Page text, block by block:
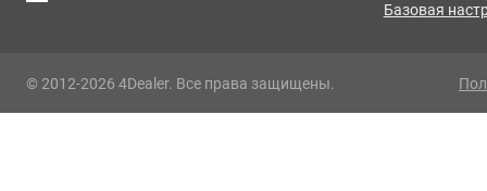
Базовая
© 2012-2026 4Dealer. Все права защищены.